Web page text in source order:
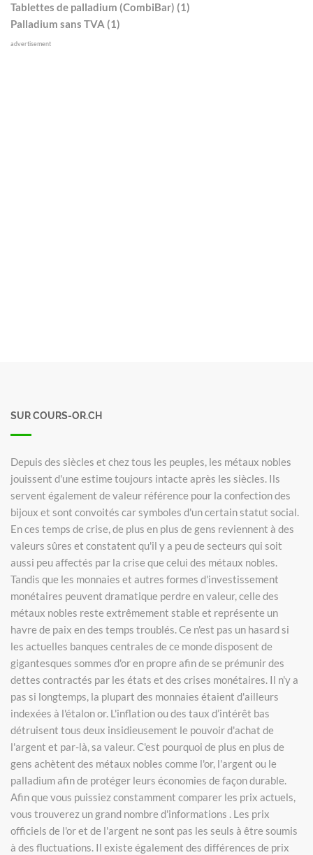
Tablettes de palladium (CombiBar) (1)
Palladium sans TVA (1)
advertisement
SUR COURS-OR.CH
Depuis des siècles et chez tous les peuples, les métaux nobles
jouissent d'une estime toujours intacte après les siècles. Ils
servent également de valeur référence pour la confection des
bijoux et sont convoités car symboles d'un certain statut social.
En ces temps de crise, de plus en plus de gens reviennent à des
valeurs sûres et constatent qu'il y a peu de secteurs qui soit
aussi peu affectés par la crise que celui des métaux nobles.
Tandis que les monnaies et autres formes d'investissement
monétaires peuvent dramatique perdre en valeur, celle des
métaux nobles reste extrêmement stable et représente un
havre de paix en des temps troublés. Ce n'est pas un hasard si
les actuelles banques centrales de ce monde disposent de
gigantesques sommes d'or en propre afin de se prémunir des
dettes contractés par les états et des crises monétaires. Il n'y a
pas si longtemps, la plupart des monnaies étaient d'ailleurs
indexées à l'étalon or. L'inflation ou des taux d’intérêt bas
détruisent tous deux insidieusement le pouvoir d'achat de
l'argent et par-là, sa valeur. C'est pourquoi de plus en plus de
gens achètent des métaux nobles comme l'or, l'argent ou le
palladium afin de protéger leurs économies de façon durable.
Afin que vous puissiez constamment comparer les prix actuels,
vous trouverez un grand nombre d'informations . Les prix
officiels de l'or et de l'argent ne sont pas les seuls à être soumis
à des fluctuations. Il existe également des différences de prix